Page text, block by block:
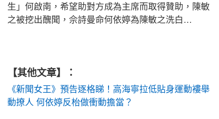
生」何啟南，希望助對方成為主席而取得贊助，陳敏
之被挖出醜聞，佘詩曼命何依婷為陳敏之洗白…
【其他文章】：
《新聞女王》預告逐格睇！高海寧拉低貼身運動褸舉
動撩人 何依婷反枱做衝動擔當？